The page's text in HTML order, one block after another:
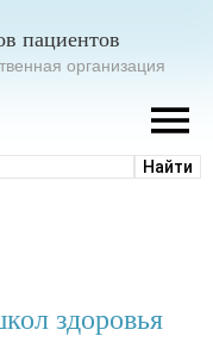
пациентов
организация
здоровья